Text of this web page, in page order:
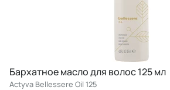
Бархатное масло для волос 125 мл
Actyva Bellessere Oil 125